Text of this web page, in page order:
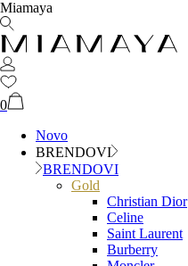
Miamaya
0
Novo
BRENDOVI
BRENDOVI
Gold
Christian Dior
Celine
Saint Laurent
Burberry